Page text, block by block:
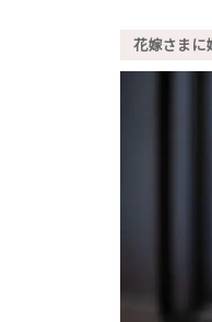
花嫁さまに